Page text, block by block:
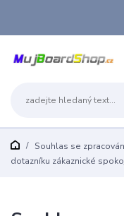
Souhlas se
dotazníku zákaznické